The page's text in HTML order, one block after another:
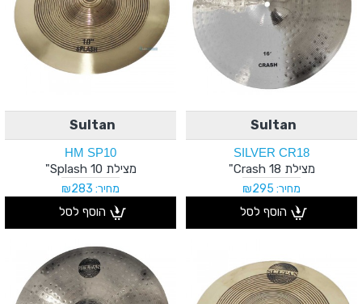
Sultan
SILVER CR18
מצילת Crash 18"
מחיר: ₪295
הוסף לסל
Sultan
HM SP10
מצילת Splash 10"
מחיר: ₪283
הוסף לסל